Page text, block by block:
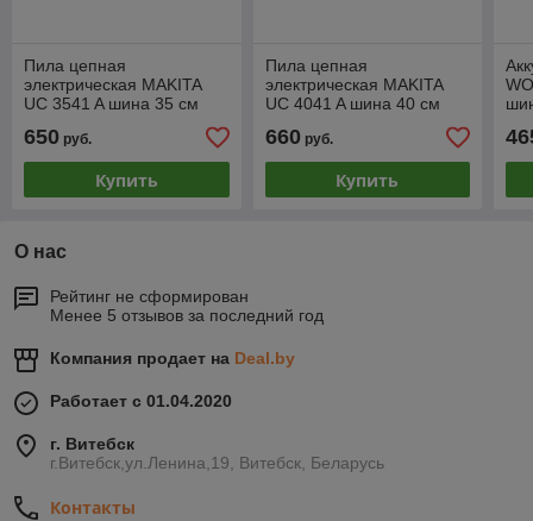
Пила цепная
электрическая MAKITA
UC 3541 A шина 35 см
(1800 Вт) (UC3541A)
650 руб.
Купить
Пила цепная
электрическая MAKITA
UC 4041 A шина 40 см
(1800 Вт) (UC4041A)
660руб.
Купить
И
О нас
Рейтинг не сформирован
Менее 5 отзывов за последний год
Компания продает на Deal.by
Работает с 01.04.2020
г. Витебск
г.Витебск,ул.Ленина,19, Витебск, Беларусь
Контакты